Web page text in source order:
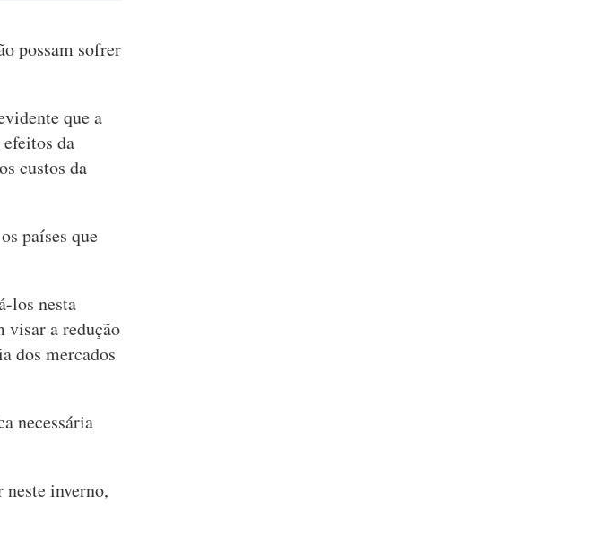
possam sofrer
que a
da
custos da
países que
los nesta
visar a redução
dos mercados
necessária
neste inverno,